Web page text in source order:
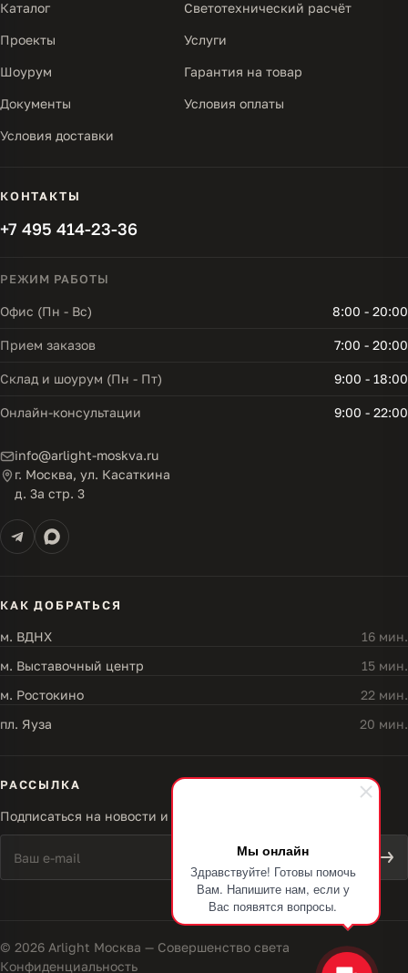
Мы онлайн
Здравствуйте! Готовы помочь
Вам. Напишите нам, если у
Вас появятся вопросы.
Каталог Светотехнический расчёт
Проекты Услуги
Шоурум Гарантия на товар
Документы Условия оплаты
Условия доставки
КОНТАКТЫ
+7 495 414-23-36
РЕЖИМ РАБОТЫ
Офис (Пн - Вс) 8:00 - 20:00
Прием заказов 7:00 - 20:00
Склад и шоурум (Пн - Пт) 9:00 - 18:00
Онлайн-консультации 9:00 - 22:00
info@arlight-moskva.ru
г. Москва, ул. Касаткина
д. 3а стр. 3
КАК ДОБРАТЬСЯ
м. ВДНХ
16 мин.
м. Выставочный центр
15 мин.
м. Ростокино
22 мин.
пл. Яуза
20 мин.
РАССЫЛКА
Подписаться на новости и акции
© 2026 Arlight Москва — Совершенство света
Конфиденциальность